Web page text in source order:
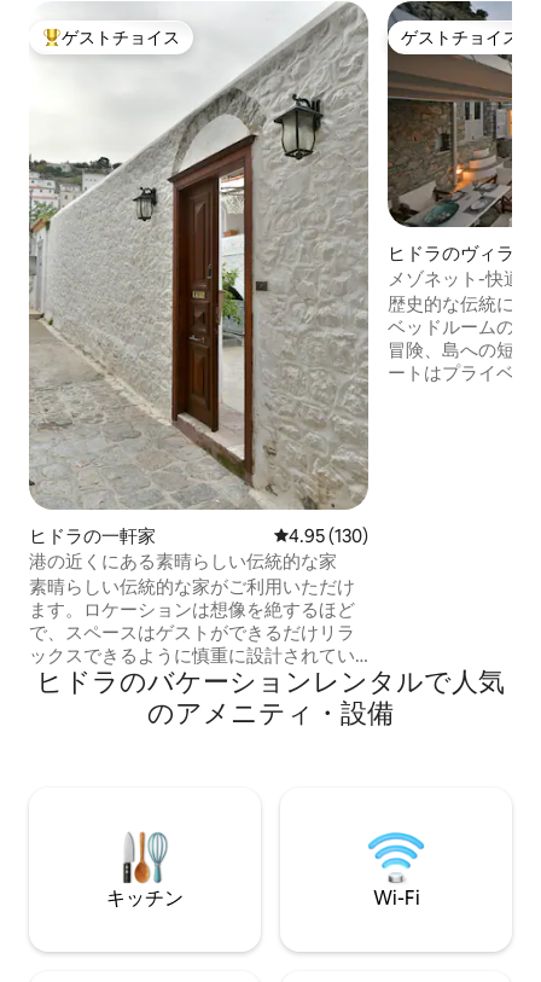
大好評のゲストチョイスです。
ゲストチョイス
ヒドラの一軒家 レビュー130件、5つ星中4.95つ
4.95 (130)
港の近くにある素晴らしい伝統的な家
素晴らしい伝統的な家がご利用いただけ
ます。ロケーションは想像を絶するほど
で、スペースはゲストができるだけリラ
ックスできるように慎重に設計されてい
ます。 徒歩わずか1分のヒドラ港は、有名
なギャラリー、美術館、レストラン、バ
ーでのショッピング、ダイニング、ナイ
すか？ わかりましたね！
ゲストチョイス
ゲストチョイス
ヒドラのヴィラ
メゾネット-快適
よう！
歴史的な伝統に合
ベッドルームのア
冒険、島への短期旅
ートはプライベー
ヒドラのバケーションレンタルで人気
のアメニティ・設備
キッチン Wi-Fi